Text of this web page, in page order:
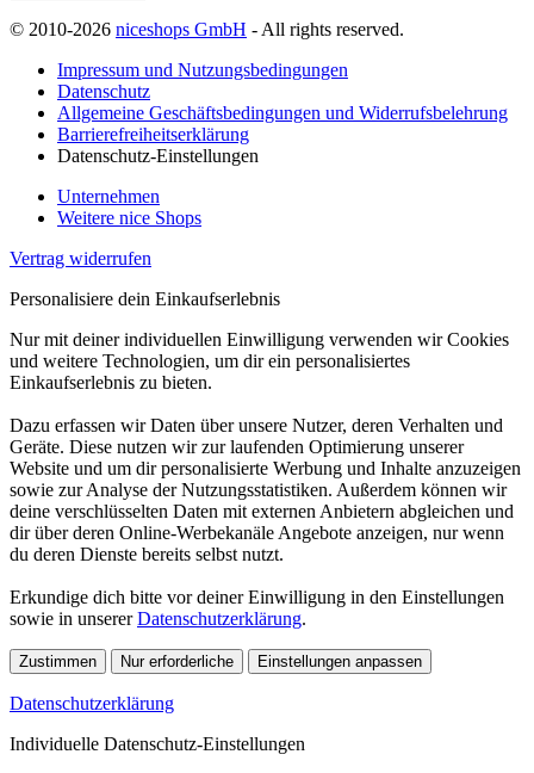
© 2010-2026 niceshops GmbH - All rights reserved.
Impressum und Nutzungsbedingungen
Datenschutz
Allgemeine Geschäftsbedingungen und Widerrufsbelehrung
Barrierefreiheitserklärung
Datenschutz-Einstellungen
Unternehmen
Weitere nice Shops
Vertrag widerrufen
Personalisiere dein Einkaufserlebnis
Nur mit deiner individuellen Einwilligung verwenden wir Cookies
und weitere Technologien, um dir ein personalisiertes
Einkaufserlebnis zu bieten.
Dazu erfassen wir Daten über unsere Nutzer, deren Verhalten und
Geräte. Diese nutzen wir zur laufenden Optimierung unserer
Website und um dir personalisierte Werbung und Inhalte anzuzeigen
sowie zur Analyse der Nutzungsstatistiken. Außerdem können wir
deine verschlüsselten Daten mit externen Anbietern abgleichen und
dir über deren Online-Werbekanäle Angebote anzeigen, nur wenn
du deren Dienste bereits selbst nutzt.
Erkundige dich bitte vor deiner Einwilligung in den Einstellungen
sowie in unsererDatenschutzerklärung.
Zustimmen Nur erforderliche Einstellungen anpassen
Datenschutzerklärung
Individuelle Datenschutz-Einstellungen